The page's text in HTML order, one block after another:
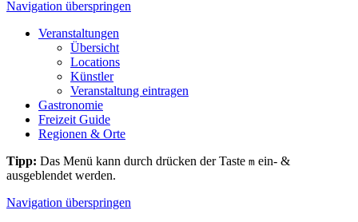
Navigation überspringen
Veranstaltungen
Übersicht
Locations
Künstler
Veranstaltung eintragen
Gastronomie
Freizeit Guide
Regionen & Orte
Tipp: Das Menü kann durch drücken der Taste m ein- &
ausgeblendet werden.
Navigation überspringen